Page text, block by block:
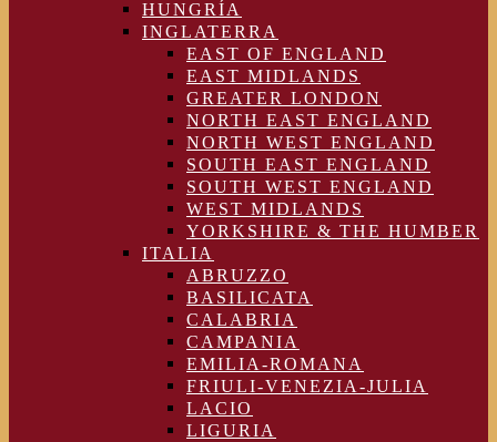
HUNGRÍA
INGLATERRA
EAST OF ENGLAND
EAST MIDLANDS
GREATER LONDON
NORTH EAST ENGLAND
NORTH WEST ENGLAND
SOUTH EAST ENGLAND
SOUTH WEST ENGLAND
WEST MIDLANDS
YORKSHIRE & THE HUMBER
ITALIA
ABRUZZO
BASILICATA
CALABRIA
CAMPANIA
EMILIA-ROMANA
FRIULI-VENEZIA-JULIA
LACIO
LIGURIA